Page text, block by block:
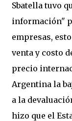
Sbatella tuvo
información"
empresas,
venta y costo
precio
Argentina la
a la
hizo que el